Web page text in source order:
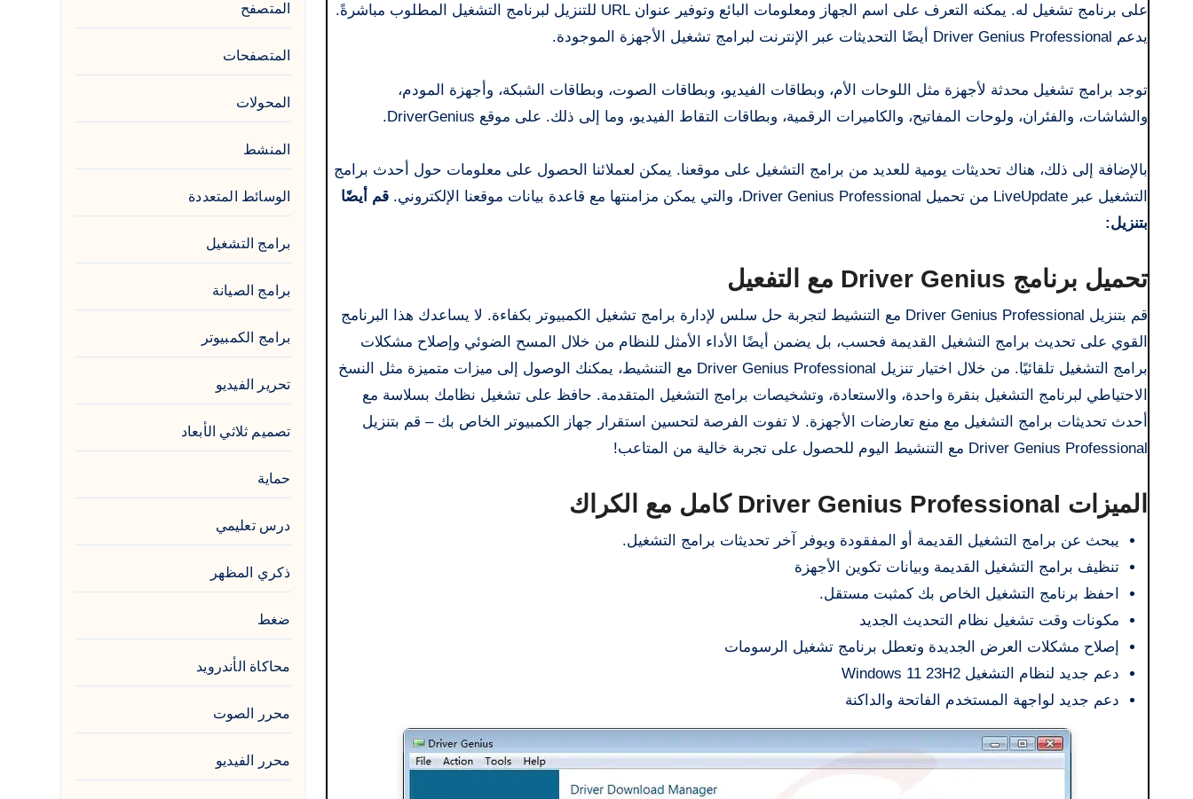
على برنامج تشغيل له. يمكنه التعرف على اسم الجهاز ومعلومات البائع وتوفير عنوان URL للتنزيل لبرنامج التشغيل المطلوب مباشرةً.
يدعم Driver Genius Professional أيضًا التحديثات عبر الإنترنت لبرامج تشغيل الأجهزة الموجودة.
توجد برامج تشغيل محدثة لأجهزة مثل اللوحات الأم، وبطاقات الفيديو، وبطاقات الصوت، وبطاقات الشبكة، وأجهزة المودم،
والشاشات، والفئران، ولوحات المفاتيح، والكاميرات الرقمية، وبطاقات التقاط الفيديو، وما إلى ذلك. على موقع DriverGenius.
بالإضافة إلى ذلك، هناك تحديثات يومية للعديد من برامج التشغيل على موقعنا. يمكن لعملائنا الحصول على معلومات حول أحدث برامج
التشغيل عبر LiveUpdate من تحميل Driver Genius Professional، والتي يمكن مزامنتها مع قاعدة بيانات موقعنا الإلكتروني.
قم أيضًا
بتنزيل:
تحميل برنامج Driver Genius مع التفعيل
قم بتنزيل Driver Genius Professional مع التنشيط لتجربة حل سلس لإدارة برامج تشغيل الكمبيوتر بكفاءة. لا يساعدك هذا البرنامج
القوي على تحديث برامج التشغيل القديمة فحسب، بل يضمن أيضًا الأداء الأمثل للنظام من خلال المسح الضوئي وإصلاح مشكلات
برامج التشغيل تلقائيًا. من خلال اختيار تنزيل Driver Genius Professional مع التنشيط، يمكنك الوصول إلى ميزات متميزة مثل النسخ
الاحتياطي لبرنامج التشغيل بنقرة واحدة، والاستعادة، وتشخيصات برامج التشغيل المتقدمة. حافظ على تشغيل نظامك بسلاسة مع
أحدث تحديثات برامج التشغيل مع منع تعارضات الأجهزة. لا تفوت الفرصة لتحسين استقرار جهاز الكمبيوتر الخاص بك – قم بتنزيل
Driver Genius Professional مع التنشيط اليوم للحصول على تجربة خالية من المتاعب!
الميزات Driver Genius Professional كامل مع الكراك
يبحث عن برامج التشغيل القديمة أو المفقودة ويوفر آخر تحديثات برامج التشغيل.
تنظيف برامج التشغيل القديمة وبيانات تكوين الأجهزة
احفظ برنامج التشغيل الخاص بك كمثبت مستقل.
مكونات وقت تشغيل نظام التحديث الجديد
إصلاح مشكلات العرض الجديدة وتعطل برنامج تشغيل الرسومات
دعم جديد لنظام التشغيل Windows 11 23H2
دعم جديد لواجهة المستخدم الفاتحة والداكنة
المتصفح
المتصفحات
المحولات
المنشط
الوسائط المتعددة
برامج التشغيل
برامج الصيانة
برامج الكمبيوتر
تحرير الفيديو
تصميم ثلاثي الأبعاد
حماية
درس تعليمي
ذكري المظهر
ضغط
محاكاة الأندرويد
محرر الصوت
محرر الفيديو